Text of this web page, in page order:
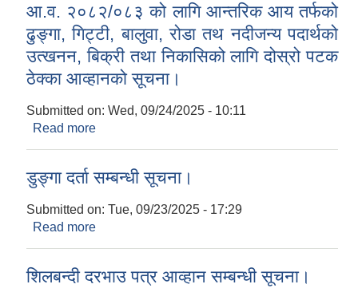
सूचना।
आ.व. २०८२/०८३ को लागि आन्तरिक आय तर्फको
ढुङ्गा, गिट्टी, बालुवा, रोडा तथ नदीजन्य पदार्थको
उत्खनन, बिक्री तथा निकासिको लागि दोस्रो पटक
ठेक्का आव्हानको सूचना।
Submitted on: Wed, 09/24/2025 - 10:11
Read more
सूचना।
डुङ्गा दर्ता सम्बन्धी सूचना।
Submitted on: Tue, 09/23/2025 - 17:29
Read more
शिलबन्दी दरभाउ पत्र आव्हान सम्बन्धी सूचना।